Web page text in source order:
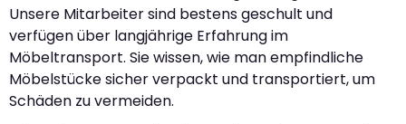
Unsere Mitarbeiter sind bestens geschult und
verfügen über langjährige Erfahrung im
Möbeltransport. Sie wissen, wie man empfindliche
Möbelstücke sicher verpackt und transportiert, um
Schäden zu vermeiden.